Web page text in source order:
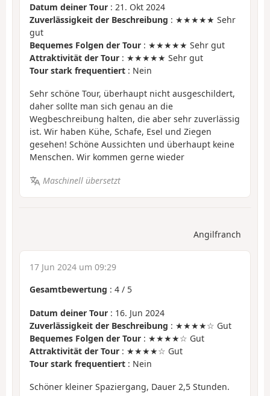
Datum deiner Tour : 21. Okt 2024
Zuverlässigkeit der Beschreibung : ★★★★★ Sehr
gut
Bequemes Folgen der Tour : ★★★★★ Sehr gut
Attraktivität der Tour : ★★★★★ Sehr gut
Tour stark frequentiert : Nein
Sehr schöne Tour, überhaupt nicht ausgeschildert,
daher sollte man sich genau an die
Wegbeschreibung halten, die aber sehr zuverlässig
ist. Wir haben Kühe, Schafe, Esel und Ziegen
gesehen! Schöne Aussichten und überhaupt keine
Menschen. Wir kommen gerne wieder
Maschinell übersetzt
Angilfranch
17 Jun 2024 um 09:29
Gesamtbewertung : 4 / 5
Datum deiner Tour : 16. Jun 2024
Zuverlässigkeit der Beschreibung : ★★★★☆ Gut
Bequemes Folgen der Tour : ★★★★☆ Gut
Attraktivität der Tour : ★★★★☆ Gut
Tour stark frequentiert : Nein
Schöner kleiner Spaziergang, Dauer 2,5 Stunden.